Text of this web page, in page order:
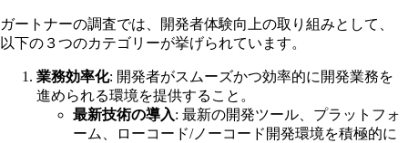
ガートナーの調査では、開発者体験向上の取り組みとして、
以下の３つのカテゴリーが挙げられています。
業務効率化: 開発者がスムーズかつ効率的に開発業務を
進められる環境を提供すること。
最新技術の導入: 最新の開発ツール、プラットフォ
ーム、ローコード/ノーコード開発環境を積極的に